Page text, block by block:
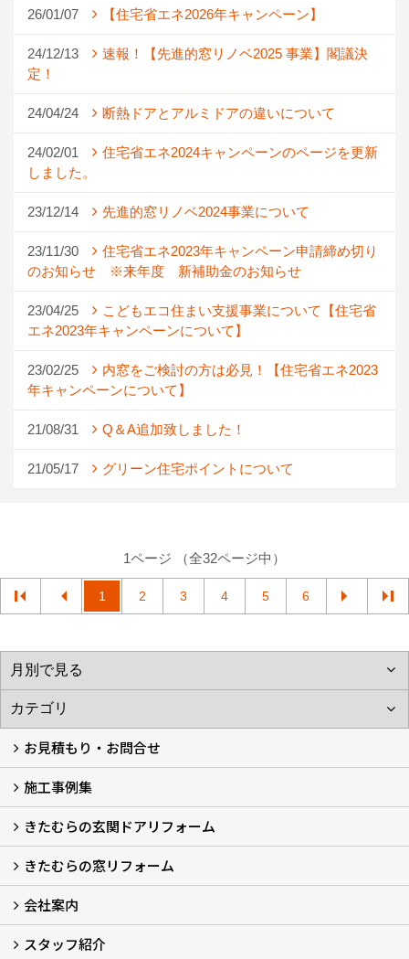
26/01/07 【住宅省エネ2026年キャンペーン】
24/12/13
速報！【先進的窓リノベ2025 事業】閣議決
定！
24/04/24 断熱ドアとアルミドアの違いについて
24/02/01
住宅省エネ2024キャンペーンのページを更新
しました。
23/12/14 先進的窓リノベ2024事業について
23/11/30
住宅省エネ2023年キャンペーン申請締め切り
のお知らせ ※来年度 新補助金のお知らせ
23/04/25
こどもエコ住まい支援事業について【住宅省
エネ2023年キャンペーンについて】
23/02/25
内窓をご検討の方は必見！【住宅省エネ2023
年キャンペーンについて】
21/08/31 Q＆A追加致しました！
21/05/17 グリーン住宅ポイントについて
1ページ （全32ページ中）
1 2 3 4 5 6
お見積もり・お問合せ
LINEで概算見積もり
チャットで質問
問い合わせフォームから
オンライン相談
電話で相談
無料現地調査をご希望の方
施工事例集
玄関ドアリフォーム
玄関引戸リフォーム
勝手口ドアリフォーム
窓リフォーム
きたむらの玄関ドアリフォーム
玄関ドアリフォームについて
リシェントについて (23)
・玄関ドアバリエーション (52)
・玄関引戸バリエーション (44)
・勝手口ドアバリエーション (11)
安心の自社施工
無料点検
保証について
価格について
概算見積について (2)
きたむらの窓リフォーム
窓リフォームについて (5)
・内窓設置-LIXILインプラス
・内窓設置-AGCまどまど
・窓交換
・エコガラス交換
・防犯・防災ガラス交換
会社案内
会社概要 (2)
ブログ
アクセス
施工エリア
施工までの流れ
SNSインフォメーション
チャット機能
オンライン打合わせ
補助金について (2)
スタッフ紹介